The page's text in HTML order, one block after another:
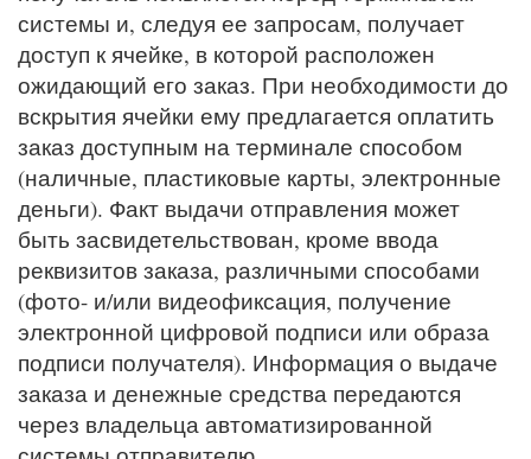
системы и, следуя ее запросам, получает
доступ к ячейке, в которой расположен
ожидающий его заказ. При необходимости до
вскрытия ячейки ему предлагается оплатить
заказ доступным на терминале способом
(наличные, пластиковые карты, электронные
деньги). Факт выдачи отправления может
быть засвидетельствован, кроме ввода
реквизитов заказа, различными способами
(фото- и/или видеофиксация, получение
электронной цифровой подписи или образа
подписи получателя). Информация о выдаче
заказа и денежные средства передаются
через владельца автоматизированной